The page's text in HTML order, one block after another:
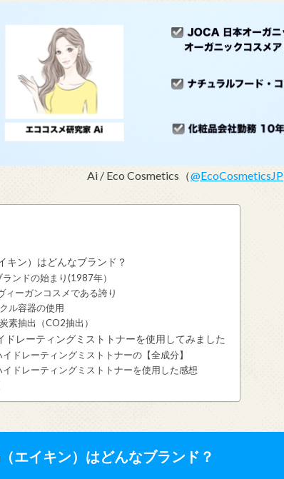
Ai / Eco Cosmetics（@EcoCosmeticsJP
ン）はどんなブランド？
ンドの始まり(1987年）
ーガンコスメである誇り
ル容器の使用
抽出（CO2抽出）
レーティングミストトナーを使用してみました
ドレーティングミストトナーの【全成分】
ドレーティングミストトナーを使用した感想
エイキン）はどんなブランド？